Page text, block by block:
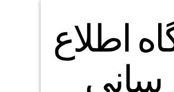
اطلاع